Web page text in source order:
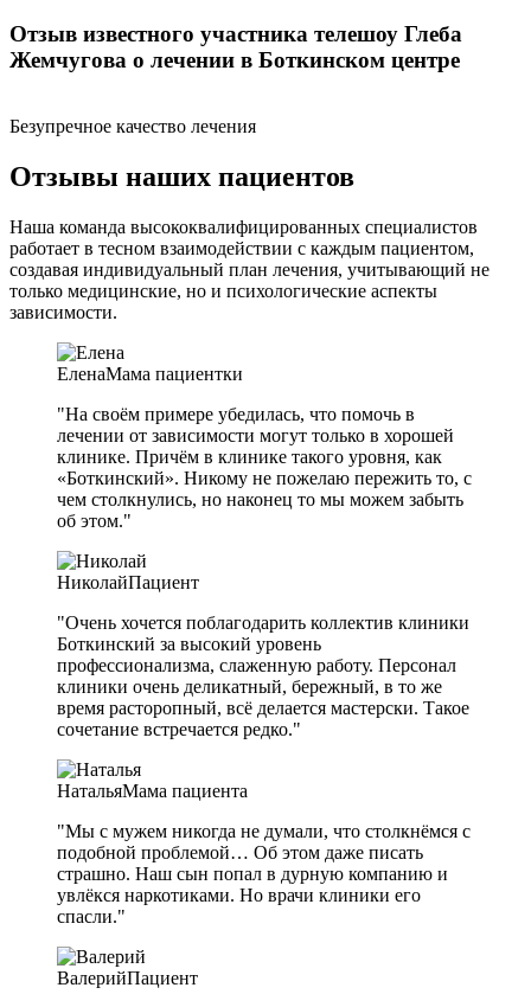
Отзыв известного участника телешоу Глеба
Жемчугова о лечении в Боткинском центре
Безупречное качество лечения
Отзывы наших пациентов
Наша команда высококвалифицированных специалистов
работает в тесном взаимодействии с каждым пациентом,
создавая индивидуальный план лечения, учитывающий не
только медицинские, но и психологические аспекты
зависимости.
ЕленаМама пациентки
"На своём примере убедилась, что помочь в
лечении от зависимости могут только в хорошей
клинике. Причём в клинике такого уровня, как
«Боткинский». Никому не пожелаю пережить то, с
чем столкнулись, но наконец то мы можем забыть
об этом."
НиколайПациент
"Очень хочется поблагодарить коллектив клиники
Боткинский за высокий уровень
профессионализма, слаженную работу. Персонал
клиники очень деликатный, бережный, в то же
время расторопный, всё делается мастерски. Такое
сочетание встречается редко."
НатальяМама пациента
"Мы с мужем никогда не думали, что столкнёмся с
подобной проблемой… Об этом даже писать
страшно. Наш сын попал в дурную компанию и
увлёкся наркотиками. Но врачи клиники его
спасли."
ВалерийПациент